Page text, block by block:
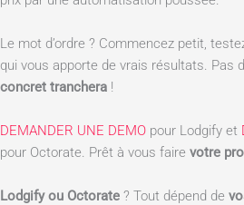
Le mot d’ordre ? Commencez petit,
qui vous apporte de vrais résultats. Pas
concret tranchera !
DEMANDER UNE DEMO pour Lodgify et
pour Octorate. Prêt à vous faire votre
Lodgify ou Octorate ? Tout dépend de